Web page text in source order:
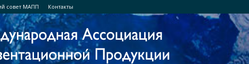
совет МАПП Контакты